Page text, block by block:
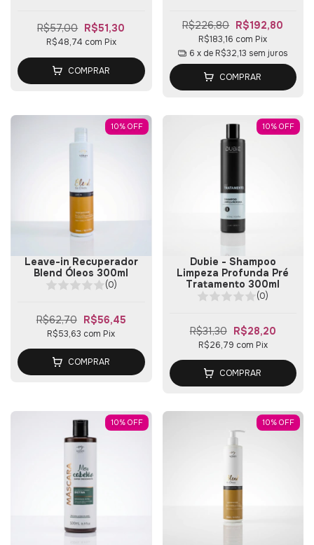
R$57,00 R$51,30
R$48,74 com Pix
COMPRAR
R$226,80 R$192,80
R$183,16 com Pix
6 x de R$32,13 sem juros
COMPRAR
10% OFF
Leave-in Recuperador
Blend Óleos 300ml
(0)
R$62,70 R$56,45
R$53,63 com Pix
COMPRAR
10% OFF
Dubie - Shampoo
Limpeza Profunda Pré
Tratamento 300ml
(0)
R$31,30 R$28,20
R$26,79 com Pix
COMPRAR
10% OFF 10% OFF